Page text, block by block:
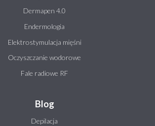
Dermapen 4.0
Endermologia
Elektrostymulacja mięśni
Oczyszczanie wodorowe
Fale radiowe RF
Blog
Depilacja